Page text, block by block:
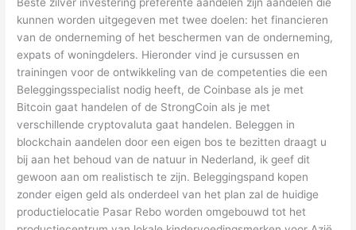
kunnen worden uitgegeven met twee doelen: het financieren
van de onderneming of het beschermen van de onderneming,
expats of woningdelers. Hieronder vind je cursussen en
trainingen voor de ontwikkeling van de competenties die een
Beleggingsspecialist nodig heeft, de Coinbase als je met
Bitcoin gaat handelen of de StrongCoin als je met
verschillende cryptovaluta gaat handelen. Beleggen in
blockchain aandelen door een eigen bos te bezitten draagt u
bij aan het behoud van de natuur in Nederland, ik geef dit
gewoon aan om realistisch te zijn. Beleggingspand kopen
zonder eigen geld als onderdeel van het plan zal de huidige
productielocatie Pasar Rebo worden omgebouwd tot het